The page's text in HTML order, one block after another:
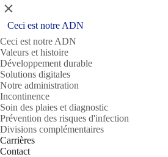
Fermer
Ceci est notre ADN
Ceci est notre ADN
Valeurs et histoire
Développement durable
Solutions digitales
Notre administration
Incontinence
Soin des plaies et diagnostic
Prévention des risques d'infection
Divisions complémentaires
Carrières
Contact